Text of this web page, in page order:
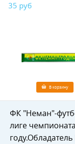
35 руб
В корзину
ФК "Неман"-
лиге